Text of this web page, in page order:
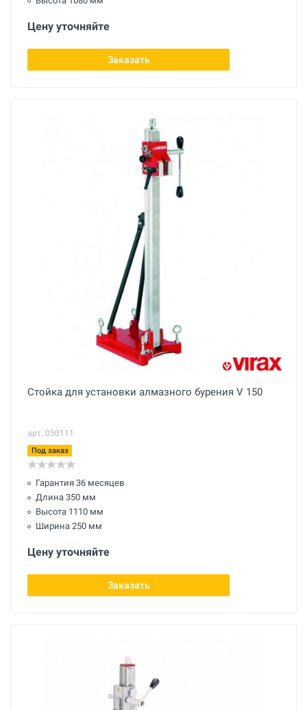
Цену уточняйте
Заказать
Стойка для установки алмазного бурения V 150
арт. 050111
Под заказ
Гарантия 36 месяцев
Длина 350 мм
Высота 1110 мм
Ширина 250 мм
Цену уточняйте
Заказать